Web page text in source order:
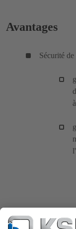
Avantages
Sécurité